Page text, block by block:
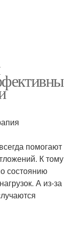
помогают
К тому
состоянию
А из-за